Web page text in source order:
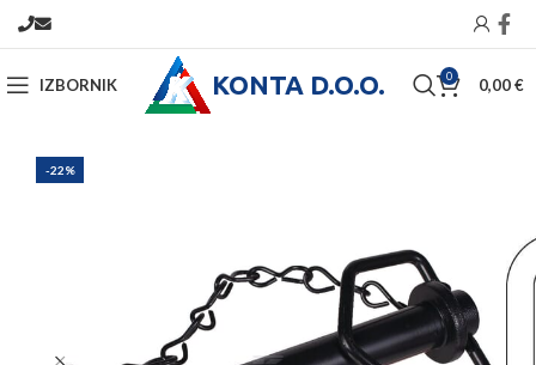
IZBORNIK KONTA D.O.O. 0 0,00€
-22%